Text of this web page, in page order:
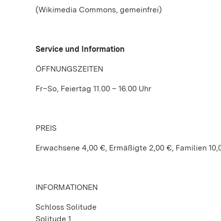
(Wikimedia Commons, gemeinfrei)
Service und Information
ÖFFNUNGSZEITEN
Fr–So, Feiertag 11.00 – 16.00 Uhr
PREIS
Erwachsene 4,00 €, Ermäßigte 2,00 €, Familien
INFORMATIONEN
Schloss Solitude
Solitude 1